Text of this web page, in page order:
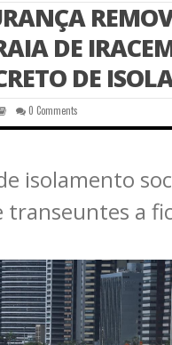
DE
DE
0 Comments
isolamento
a